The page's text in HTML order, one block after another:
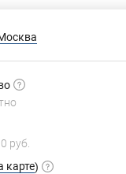
руб.
карте)